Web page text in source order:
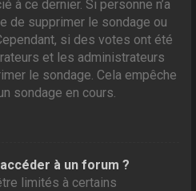
à ce dernier. Si personne n’a
de supprimer le sondage ou
si des votes ont été
et les administrateurs
le sondage. Cela empêche
sondage en cours.
à un forum ?
limités à certains